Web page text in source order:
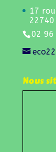
17
02 96
Nous